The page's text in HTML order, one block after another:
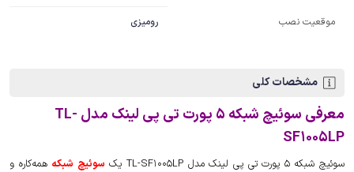
موقعیت نصب رومیزی
مشخصات کلی
معرفی سوئیچ شبکه 5 پورت تی پی لینک مدل TL-
SF1005LP
سوئیچ شبکه 5 پورت تی پی لینک مدل TL-SF1005LP یک سوئیچ شبکه همه‌کاره و